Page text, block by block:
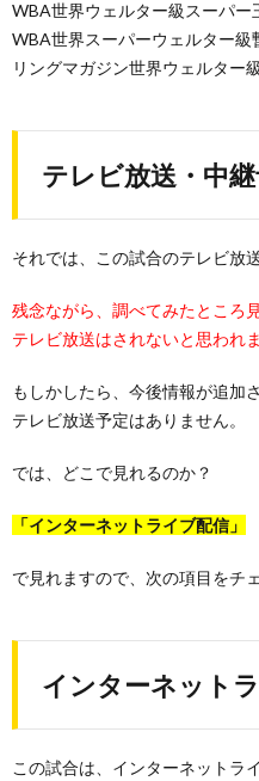
WBA世界ウェルター級スーパー
WBA世界スーパーウェルター級
リングマガジン世界ウェルター
テレビ放送・中
それでは、この試合のテレビ放
残念ながら、調べてみたところ
テレビ放送はされないと思われ
もしかしたら、今後情報が追加
テレビ放送予定はありません。
では、どこで見れるのか？
「インターネットライブ配信」
で見れますので、次の項目をチ
インターネット
この試合は、インターネットラ